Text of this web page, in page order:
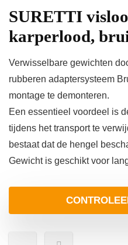
SURETTI
karperlood,
Verwisselbare gewichten
rubberen adaptersysteem
montage te demonteren.
Een essentieel voordeel is
tijdens het transport te
bestaat dat de hengel
Gewicht is geschikt voor